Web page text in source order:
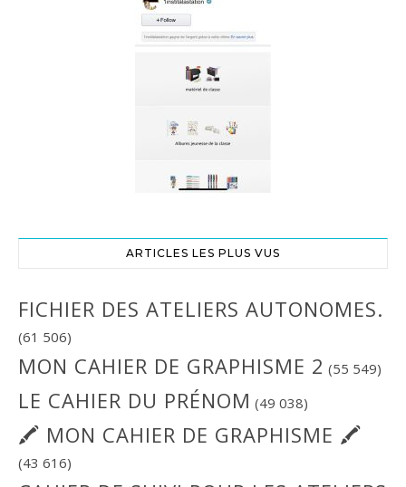
ARTICLES LES PLUS VUS
FICHIER DES ATELIERS AUTONOMES.
(61 506)
MON CAHIER DE GRAPHISME 2 (55 549)
LE CAHIER DU PRÉNOM (49 038)
🖍 MON CAHIER DE GRAPHISME 🖍
(43 616)